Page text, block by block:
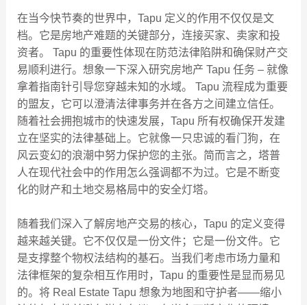
在当今快节奏的世界中，Tapu 定义的作用不仅仅是文
档。它是房地产难题的关键部分，连接买家、卖家和投
资者。 Tapu 的重要性体现在防范法律陷阱和确保财产交
易顺利进行。想象一下深入研究房地产 Tapu 任务 – 就像
拿着指南针引导您穿越未知的水域。 Tapu 流程成为重要
的盟友，它可以澄清法律事务并在各方之间建立信任。
随着社会拥抱城市的快速发展，Tapu 所有权确保开发建
立在坚实的法律基础上。它就像一只忠诚的看门狗，在
风云变幻的浪潮中努力保护您的主张。简而言之，塔普
人在现代社会中的作用怎么强调都不为过。它是不断变
化的财产和土地交易格局中的安全灯塔。
随着我们深入了解房地产交易的核心，Tapu 的定义变得
越来越关键。它不仅仅是一份文件；它是一份文件。它
是支撑整个物权法结构的基石。当我们考虑市场力量和
法律框架的复杂相互作用时，Tapu 的重要性是显而易见
的。将 Real Estate Tapu 想象为地图和守护者——缩小